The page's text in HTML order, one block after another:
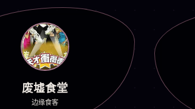
废墟食堂
边缘食客